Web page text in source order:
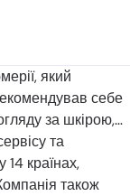
який
себе
за шкірою,
та
країнах,
також